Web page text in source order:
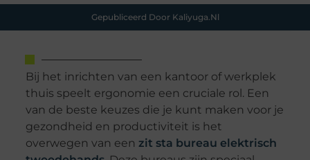
Gepubliceerd Door Kaliyuga.nl
Bij het inrichten van een kantoor of werkplek
thuis speelt ergonomie een cruciale rol. Een
van de beste keuzes die je kunt maken voor je
gezondheid en productiviteit is het
overwegen van een zit sta bureau elektrisch